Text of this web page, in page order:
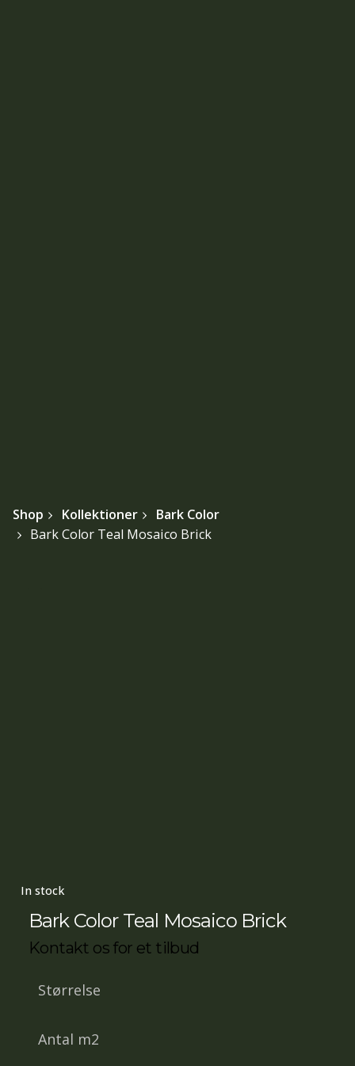
Shop Kollektioner
Bark Color
Bark Color Teal Mosaico Brick
In stock
Bark Color Teal Mosaico Brick
Kontakt os for et tilbud